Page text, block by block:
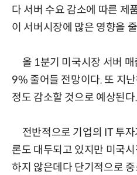
다 서버 수요 감소에 따른 제
이 서버시장에 많은 영향을
올 1분기 미국시장 서버 매
9% 줄어들 전망이다. 또 지
정도 감소할 것으로 예상된다.
전반적으로 기업의 IT 투
론도 대두되고 있지만 미국
하지 않은데다 단기적으로